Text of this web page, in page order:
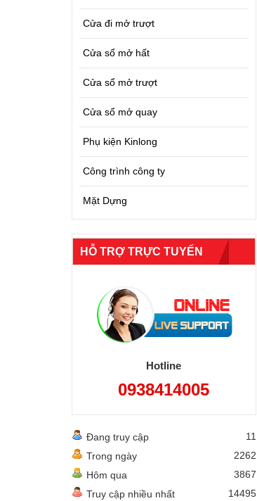
Cửa đi mở trượt
Cửa sổ mở hất
Cửa sổ mở trượt
Cửa sổ mở quay
Phụ kiện Kinlong
Công trình công ty
Mặt Dựng
HỖ TRỢ TRỰC TUYẾN
Hotline
0938414005
Đang truy cập
11
Trong ngày
2262
Hôm qua
3867
Truy cập nhiều nhất
14495